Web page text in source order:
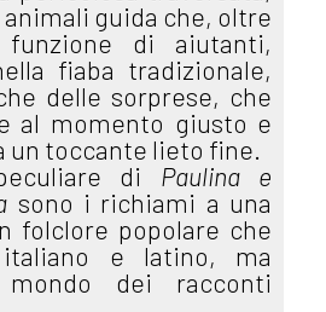
guida che, oltre
di aiutanti,
fiaba tradizionale,
delle sorprese, che
al momento giusto e
un toccante lieto fine.
di Paulina e
sono i richiami a una
folclore popolare che
e latino, ma
dei racconti